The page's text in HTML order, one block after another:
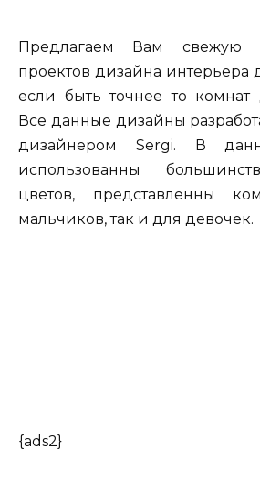
Предлагаем Вам свежую
проектов дизайна интерьера
если быть точнее то комнат
Все данные дизайны
дизайнером Sergi. В
использованны
цветов, представленны
мальчиков, так и для девочек.
{ads2}